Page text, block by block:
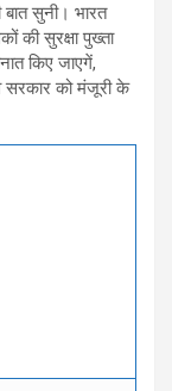
सुनी। भारत
की सुरक्षा पुख्ता
किए जाएगें,
सरकार को मंजूरी के